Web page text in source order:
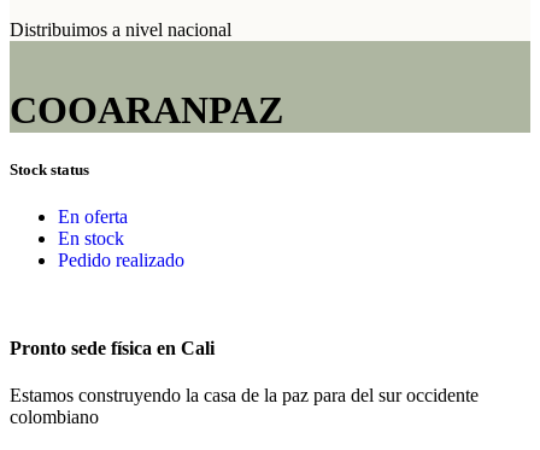
Distribuimos a nivel nacional
COOARANPAZ
Stock status
En oferta
En stock
Pedido realizado
Pronto sede física en Cali
Estamos construyendo la casa de la paz para del sur occidente
colombiano